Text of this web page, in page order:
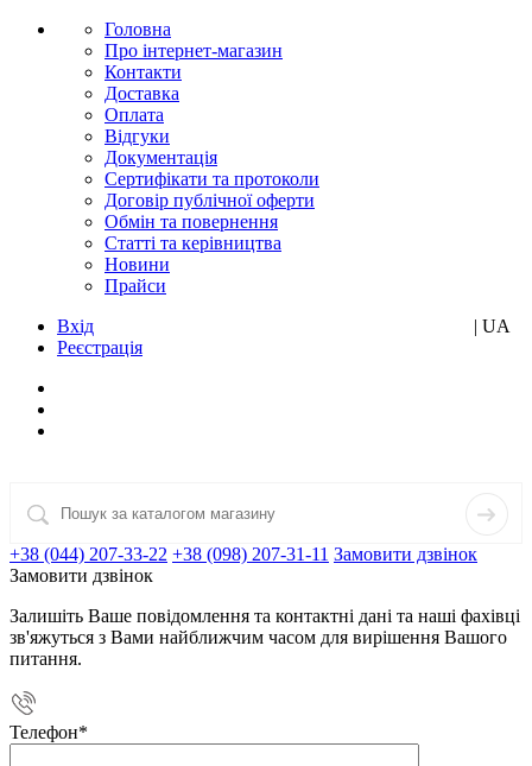
Головна
Про інтернет-магазин
Контакти
Доставка
Оплата
Відгуки
Документація
Сертифікати та протоколи
Договір публічної оферти
Обмін та повернення
Статті та керівництва
Новини
Прайси
| UA
Вхід
Реєстрація
+38 (044) 207-33-22 +38 (098) 207-31-11 Замовити дзвінок
Замовити дзвінок
Залишіть Ваше повідомлення та контактні дані та наші фахівці
зв'яжуться з Вами найближчим часом для вирішення Вашого
питання.
Телефон*